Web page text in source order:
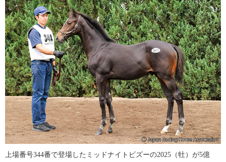
上場番号344番で登場したミッドナイトビズーの2025（牡）が5億